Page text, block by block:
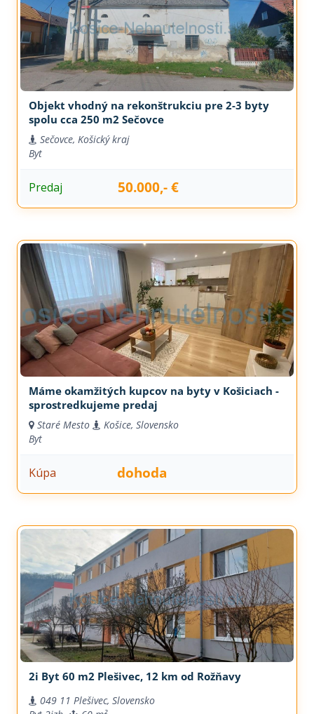
Objekt vhodný na rekonštrukciu pre 2-3 byty
spolu cca 250 m2 Sečovce
Sečovce, Košický kraj
Byt
Predaj 50.000,- €
Máme okamžitých kupcov na byty v Košiciach -
sprostredkujeme predaj
Staré Mesto
Košice, Slovensko
Byt
Kúpa dohoda
2i Byt 60 m2 Plešivec, 12 km od Rožňavy
049 11 Plešivec, Slovensko